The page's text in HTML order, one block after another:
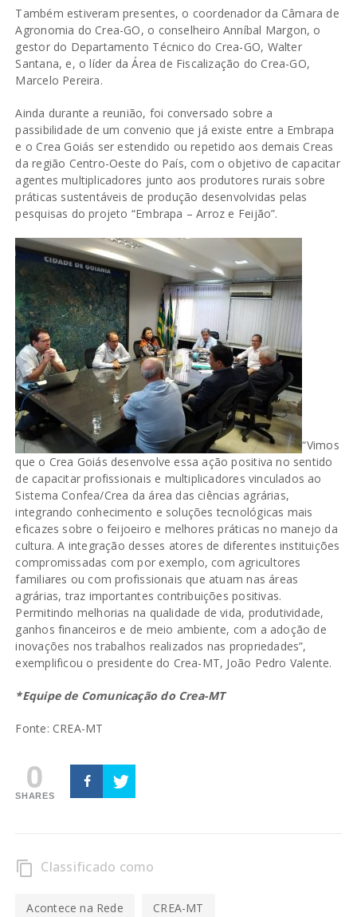
Também estiveram presentes, o coordenador da Câmara de
Agronomia do Crea-GO, o conselheiro Anníbal Margon, o
gestor do Departamento Técnico do Crea-GO, Walter
Santana, e, o líder da Área de Fiscalização do Crea-GO,
Marcelo Pereira.
Ainda durante a reunião, foi conversado sobre a
passibilidade de um convenio que já existe entre a Embrapa
e o Crea Goiás ser estendido ou repetido aos demais Creas
da região Centro-Oeste do País, com o objetivo de capacitar
agentes multiplicadores junto aos produtores rurais sobre
práticas sustentáveis de produção desenvolvidas pelas
pesquisas do projeto “Embrapa – Arroz e Feijão”.
“Vimos
que o Crea Goiás desenvolve essa ação positiva no sentido
de capacitar profissionais e multiplicadores vinculados ao
Sistema Confea/Crea da área das ciências agrárias,
integrando conhecimento e soluções tecnológicas mais
eficazes sobre o feijoeiro e melhores práticas no manejo da
cultura. A integração desses atores de diferentes instituições
compromissadas com por exemplo, com agricultores
familiares ou com profissionais que atuam nas áreas
agrárias, traz importantes contribuições positivas.
Permitindo melhorias na qualidade de vida, produtividade,
ganhos financeiros e de meio ambiente, com a adoção de
inovações nos trabalhos realizados nas propriedades”,
exemplificou o presidente do Crea-MT, João Pedro Valente.
*Equipe de Comunicação do Crea-MT
Fonte: CREA-MT
0
SHARES
content_copy Classificado como
Acontece na Rede CREA-MT